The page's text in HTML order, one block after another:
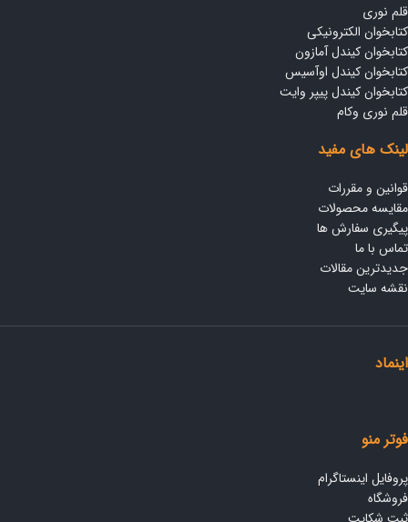
قلم نوری
کتابخوان الکترونیکی
کتابخوان کیندل آمازون
کتابخوان کیندل اوآسیس
کتابخوان کیندل پیپر وایت
قلم نوری وکام
لینک های مفید
قوانین و مقررات
مقایسه محصولات
پیگیری سفارش ها
تماس با ما
جدیدترین مقالات
نقشه سایت
اینماد
فوتر منو
پروفایل اینستاگرام
فروشگاه
ثبت شکایت